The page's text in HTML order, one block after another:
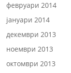
февруари 2014
јануари 2014
декември 2013
ноември 2013
октомври 2013